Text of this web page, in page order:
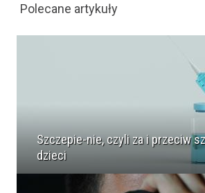
Polecane artykuły
Szczepie-nie, czyli za i przeciw
dzieci